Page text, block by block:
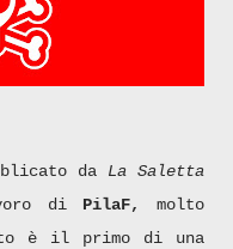
da La Saletta
di PilaF,
molto
è il primo di una